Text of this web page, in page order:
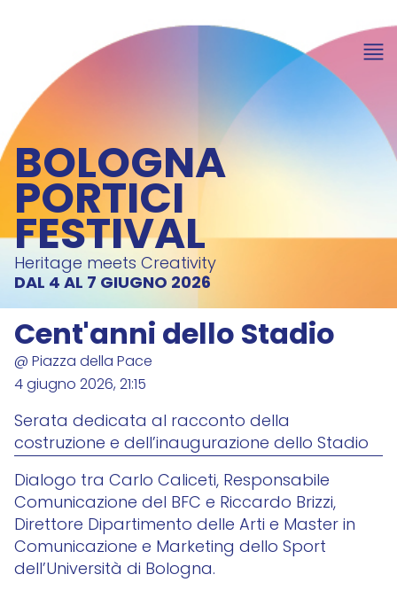
BOLOGNA
PORTICI
FESTIVAL
Heritage meets Creativity
DAL 4 AL 7 GIUGNO 2026
Cent'anni dello Stadio
@ Piazza della Pace
4 giugno 2026, 21:15
Serata dedicata al racconto della
costruzione e dell’inaugurazione dello Stadio
Dialogo tra Carlo Caliceti, Responsabile
Comunicazione del BFC e Riccardo Brizzi,
Direttore Dipartimento delle Arti e Master in
Comunicazione e Marketing dello Sport
dell’Università di Bologna.